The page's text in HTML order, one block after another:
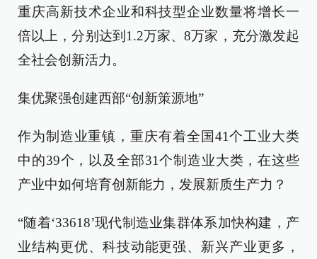
重庆高新技术企业和科技型企业数量将增长一
倍以上，分别达到1.2万家、8万家，充分激发起
全社会创新活力。
集优聚强创建西部“创新策源地”
作为制造业重镇，重庆有着全国41个工业大类
中的39个，以及全部31个制造业大类，在这些
产业中如何培育创新能力，发展新质生产力？
“随着‘33618’现代制造业集群体系加快构建，产
业结构更优、科技动能更强、新兴产业更多，